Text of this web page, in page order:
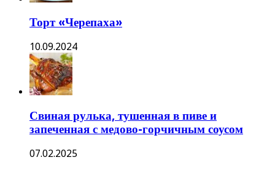
Торт «Черепаха»
10.09.2024
Свиная рулька, тушенная в пиве и
запеченная с медово-горчичным соусом
07.02.2025